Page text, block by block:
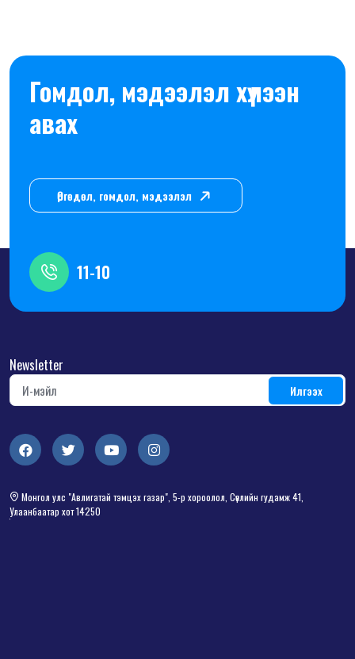
Гомдол, мэдээлэл хүлээн
авах
Өргөдөл, гомдол, мэдээлэл
11-10
Newsletter
Монгол улс "Авлигатай тэмцэх газар", 5-р хороолол, Сөүлийн гудамж 41,
Улаанбаатар хот 14250